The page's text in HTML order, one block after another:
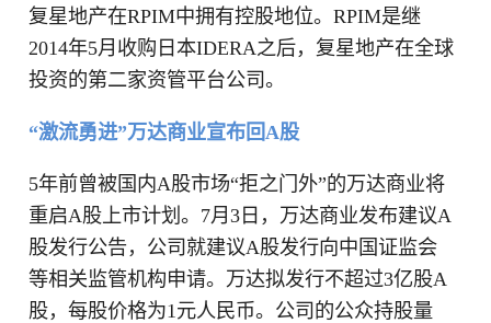
复星地产在RPIM中拥有控股地位。RPIM是继
2014年5月收购日本IDERA之后，复星地产在全球
投资的第二家资管平台公司。
“激流勇进”万达商业宣布回A股
5年前曾被国内A股市场“拒之门外”的万达商业将
重启A股上市计划。7月3日，万达商业发布建议A
股发行公告，公司就建议A股发行向中国证监会
等相关监管机构申请。万达拟发行不超过3亿股A
股，每股价格为1元人民币。公司的公众持股量